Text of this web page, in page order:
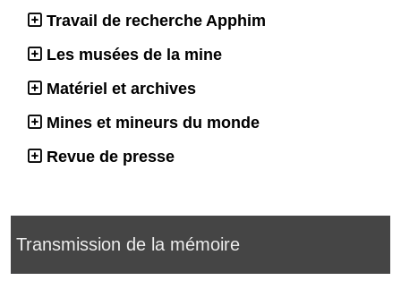
Travail de recherche Apphim
Les musées de la mine
Matériel et archives
Mines et mineurs du monde
Revue de presse
Transmission de la mémoire